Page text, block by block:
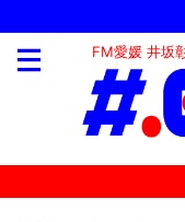
FM愛媛 井坂